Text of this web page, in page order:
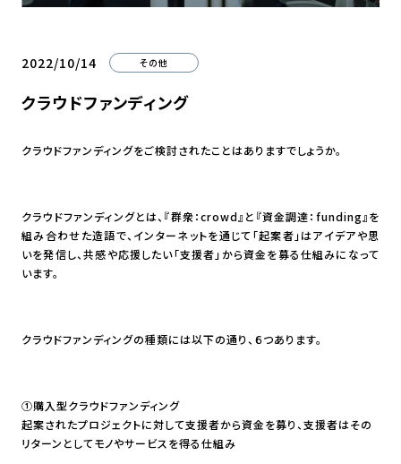
2022/10/14 その他
クラウドファンディング
クラウドファンディングをご検討されたことはありますでしょうか。
クラウドファンディングとは、『群衆：crowd』と『資金調達：funding』を
組み合わせた造語で、インターネットを通じて「起案者」はアイデアや思
いを発信し、共感や応援したい「支援者」から資金を募る仕組みになって
います。
クラウドファンディングの種類には以下の通り、６つあります。
①購入型クラウドファンディング
起案されたプロジェクトに対して支援者から資金を募り、支援者はその
リターンとしてモノやサービスを得る仕組み